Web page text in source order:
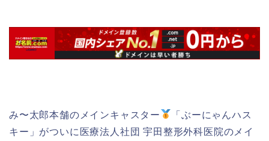
み〜太郎本舗のメインキャスター
「ぶーにゃんハス
キー」がついに医療法人社団 宇田整形外科医院のメイ